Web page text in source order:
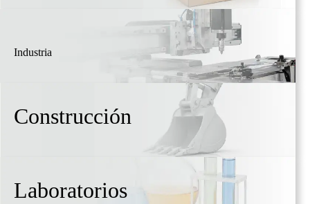
Industria
Construcción
Laboratorios